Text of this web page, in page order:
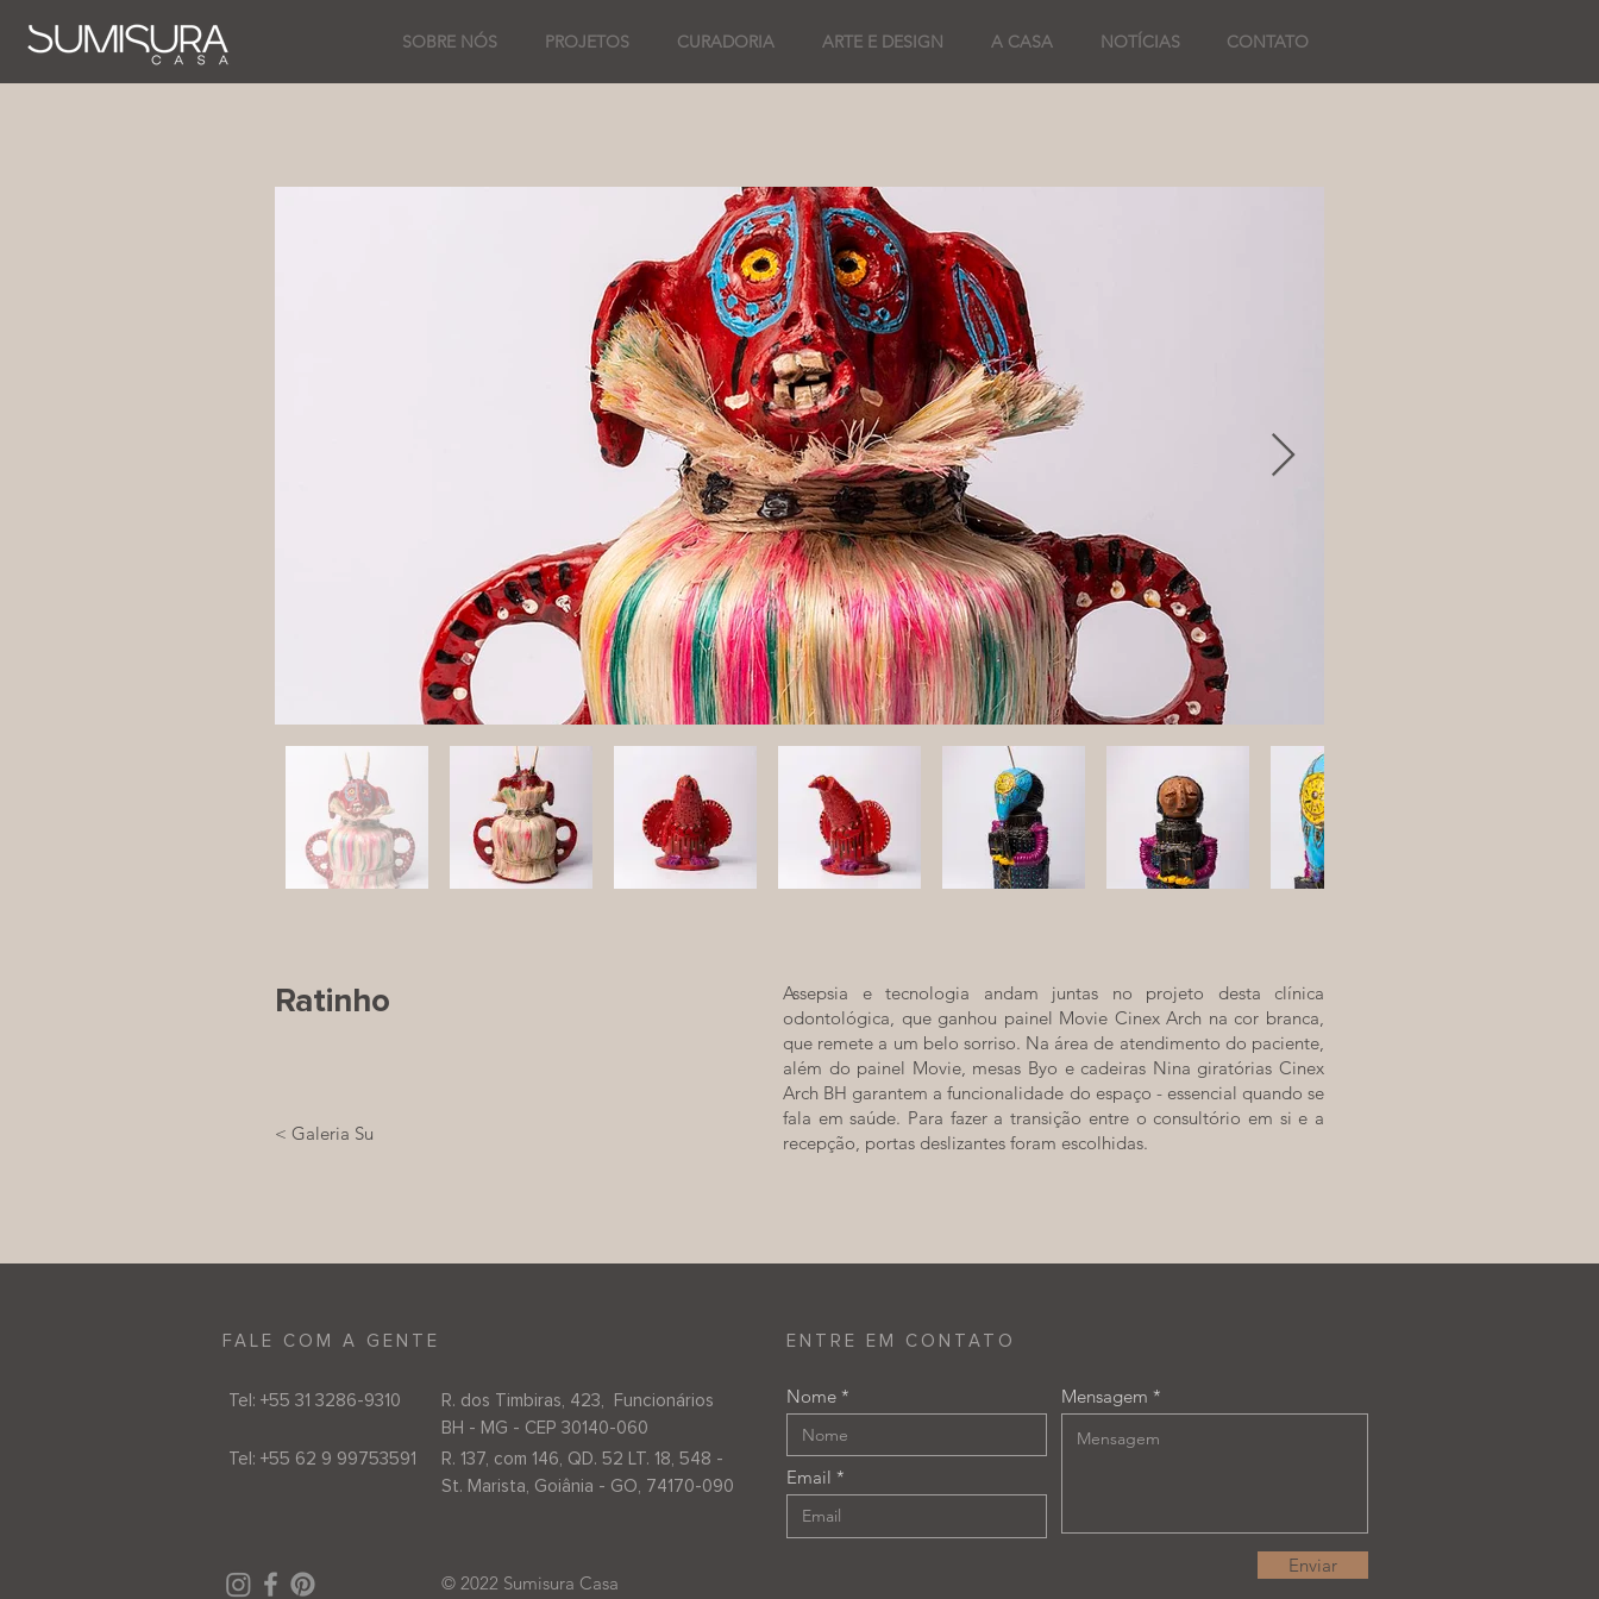
SOBRE NÓS PROJETOS CURADORIA ARTE E DESIGN A CASA NOTÍCIAS CONTATO
Ratinho
< Galeria Su
Assepsia e tecnologia andam juntas no projeto desta clínica
odontológica, que ganhou painel Movie Cinex Arch na cor branca,
que remete a um belo sorriso. Na área de atendimento do paciente,
além do painel Movie, mesas Byo e cadeiras Nina giratórias Cinex
Arch BH garantem a funcionalidade do espaço - essencial quando se
fala em saúde. Para fazer a transição entre o consultório em si e a
recepção, portas deslizantes foram escolhidas.
FALE COM A GENTE
Tel: +55 31 3286-9310
Tel: +55 62 9 99753591
R. dos Timbiras, 423, Funcionários
BH - MG - CEP 30140-060
R. 137, com 146, QD. 52 LT. 18, 548 -
St. Marista, Goiânia - GO, 74170-090
© 2022 Sumisura Casa
ENTRE EM CONTATO
Nome
Email
Mensagem
Enviar